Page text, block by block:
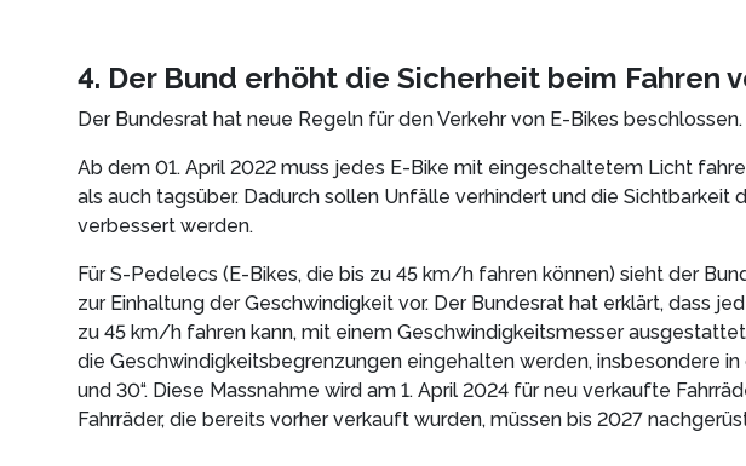
4. Der Bund erhöht die Sicherheit beim Fahren
Der Bundesrat hat neue Regeln für den Verkehr von E-Bikes beschlossen.
Ab dem 01. April 2022 muss jedes E-Bike mit eingeschaltetem Licht
als auch tagsüber. Dadurch sollen Unfälle verhindert und die Sichtbarkeit
verbessert werden.
Für S-Pedelecs (E-Bikes, die bis zu 45 km/h fahren können) sieht der
zur Einhaltung der Geschwindigkeit vor. Der Bundesrat hat erklärt, dass
zu 45 km/h fahren kann, mit einem Geschwindigkeitsmesser ausgestattet
die Geschwindigkeitsbegrenzungen eingehalten werden, insbesondere
und 30“. Diese Massnahme wird am 1. April 2024 für neu verkaufte
Fahrräder, die bereits vorher verkauft wurden, müssen bis 2027